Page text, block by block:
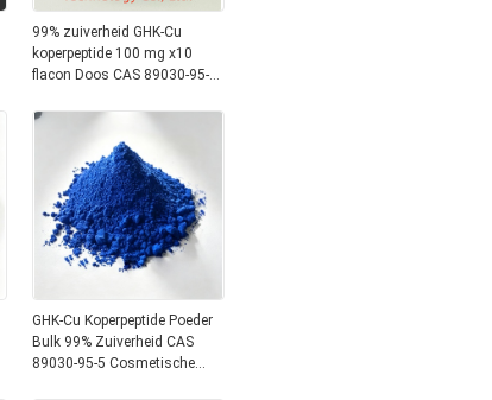
99% zuiverheid GHK-Cu
koperpeptide 100 mg x10
flacon Doos CAS 89030-95-5
GHK-Cu Koperpeptide Poeder
Bulk 99% Zuiverheid CAS
89030-95-5 Cosmetische